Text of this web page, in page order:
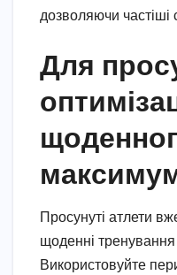
дозволяючи частіші
Для
Просунуті атлети
щоденні
Використовуйте